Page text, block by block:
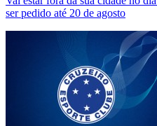
ser pedido até 20 de agosto